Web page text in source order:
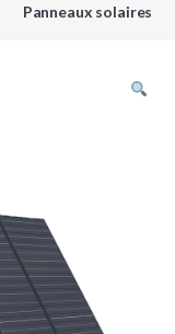
Panneaux solaires